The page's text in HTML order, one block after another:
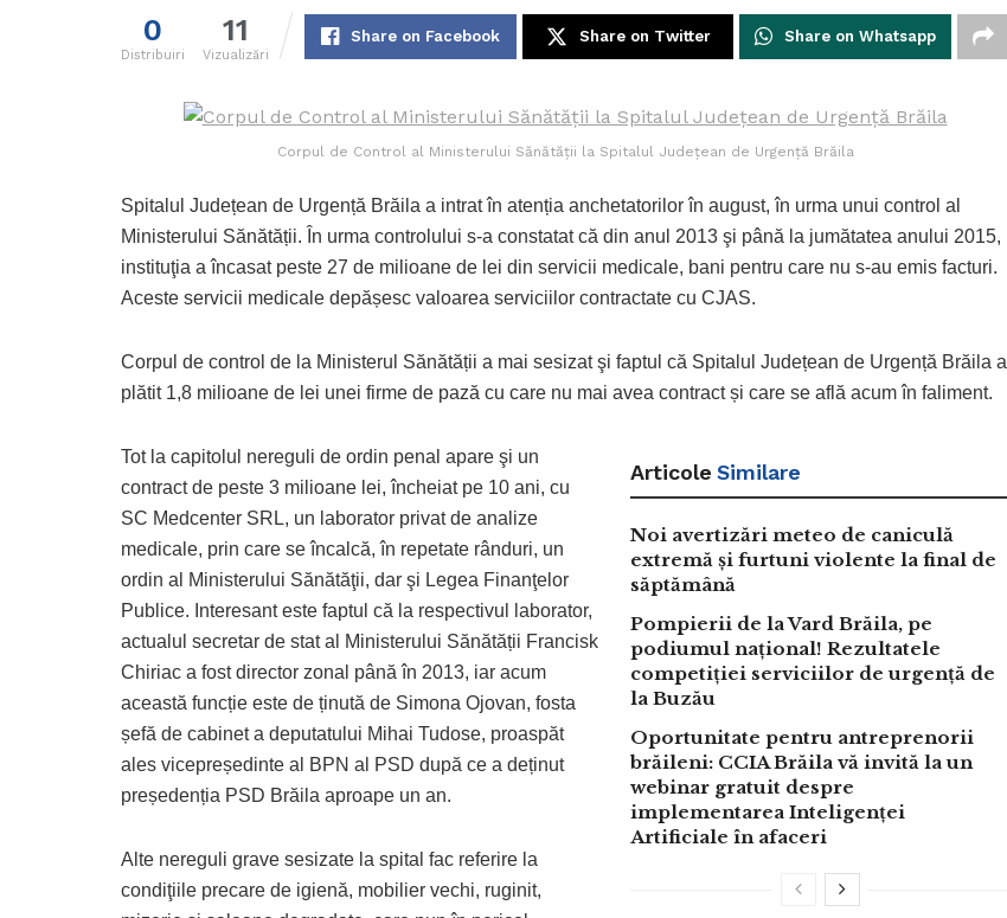
0
Distribuiri
11
Vizualizări
Share on Facebook Share on Twitter Share on Whatsapp
Corpul de Control al Ministerului Sănătăţii la Spitalul Judeţean de Urgenţă Brăila
Spitalul Județean de Urgență Brăila a intrat în atenția anchetatorilor în august, în urma unui control al
Ministerului Sănătății. În urma controlului s-a constatat că din anul 2013 şi până la jumătatea anului 2015,
instituţia a încasat peste 27 de milioane de lei din servicii medicale, bani pentru care nu s-au emis facturi.
Aceste servicii medicale depășesc valoarea serviciilor contractate cu CJAS.
Corpul de control de la Ministerul Sănătății a mai sesizat şi faptul că Spitalul Județean de Urgență Brăila a
plătit 1,8 milioane de lei unei firme de pază cu care nu mai avea contract și care se află acum în faliment.
Articole Similare
Noi avertizări meteo de caniculă
extremă și furtuni violente la final de
săptămână
Pompierii de la Vard Brăila, pe
podiumul național! Rezultatele
competiției serviciilor de urgență de
la Buzău
Oportunitate pentru antreprenorii
brăileni: CCIA Brăila vă invită la un
webinar gratuit despre
implementarea Inteligenței
Artificiale în afaceri
Tot la capitolul nereguli de ordin penal apare şi un
contract de peste 3 milioane lei, încheiat pe 10 ani, cu
SC Medcenter SRL, un laborator privat de analize
medicale, prin care se încalcă, în repetate rânduri, un
ordin al Ministerului Sănătăţii, dar şi Legea Finanţelor
Publice. Interesant este faptul că la respectivul laborator,
actualul secretar de stat al Ministerului Sănătății Francisk
Chiriac a fost director zonal până în 2013, iar acum
această funcție este de ținută de Simona Ojovan, fosta
șefă de cabinet a deputatului Mihai Tudose, proaspăt
ales vicepreședinte al BPN al PSD după ce a deținut
președenția PSD Brăila aproape un an.
Alte nereguli grave sesizate la spital fac referire la
condiţiile precare de igienă, mobilier vechi, ruginit,